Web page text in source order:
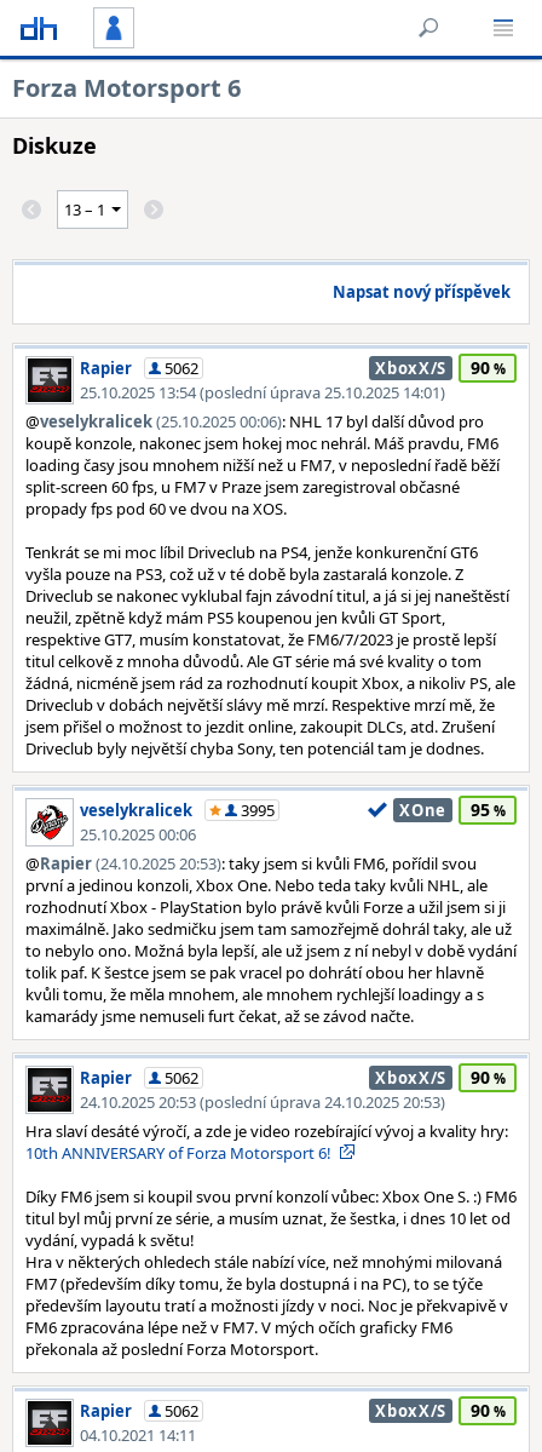
Forza Motorsport 6
Diskuze
Napsat nový příspěvek
Rapier
5062
25.10.2025 13:54 (poslední úprava 25.10.2025 14:01)
XboxX/S 90
@veselykralicek(25.10.2025 00:06): NHL 17 byl další důvod pro
koupě konzole, nakonec jsem hokej moc nehrál. Máš pravdu, FM6
loading časy jsou mnohem nižší než u FM7, v neposlední řadě běží
split-screen 60 fps, u FM7 v Praze jsem zaregistroval občasné
propady fps pod 60 ve dvou na XOS.
Tenkrát se mi moc líbil Driveclub na PS4, jenže konkurenční GT6
vyšla pouze na PS3, což už v té době byla zastaralá konzole. Z
Driveclub se nakonec vyklubal fajn závodní titul, a já si jej naneštěstí
neužil, zpětně když mám PS5 koupenou jen kvůli GT Sport,
respektive GT7, musím konstatovat, že FM6/7/2023 je prostě lepší
titul celkově z mnoha důvodů. Ale GT série má své kvality o tom
žádná, nicméně jsem rád za rozhodnutí koupit Xbox, a nikoliv PS, ale
Driveclub v dobách největší slávy mě mrzí. Respektive mrzí mě, že
jsem přišel o možnost to jezdit online, zakoupit DLCs, atd. Zrušení
Driveclub byly největší chyba Sony, ten potenciál tam je dodnes.
veselykralicek
3995
25.10.2025 00:06
XOne 95
@Rapier(24.10.2025 20:53): taky jsem si kvůli FM6, pořídil svou
první a jedinou konzoli, Xbox One. Nebo teda taky kvůli NHL, ale
rozhodnutí Xbox - PlayStation bylo právě kvůli Forze a užil jsem si ji
maximálně. Jako sedmičku jsem tam samozřejmě dohrál taky, ale už
to nebylo ono. Možná byla lepší, ale už jsem z ní nebyl v době vydání
tolik paf. K šestce jsem se pak vracel po dohrátí obou her hlavně
kvůli tomu, že měla mnohem, ale mnohem rychlejší loadingy a s
kamarády jsme nemuseli furt čekat, až se závod načte.
Rapier
5062
24.10.2025 20:53 (poslední úprava 24.10.2025 20:53)
XboxX/S 90
Hra slaví desáté výročí, a zde je video rozebírající vývoj a kvality hry:
10th ANNIVERSARY of Forza Motorsport 6!
Díky FM6 jsem si koupil svou první konzolí vůbec: Xbox One S. :) FM6
titul byl můj první ze série, a musím uznat, že šestka, i dnes 10 let od
vydání, vypadá k světu!
Hra v některých ohledech stále nabízí více, než mnohými milovaná
FM7 (především díky tomu, že byla dostupná i na PC), to se týče
především layoutu tratí a možnosti jízdy v noci. Noc je překvapivě v
FM6 zpracována lépe než v FM7. V mých očích graficky FM6
překonala až poslední Forza Motorsport.
Rapier
5062
04.10.2021 14:11
XboxX/S 90